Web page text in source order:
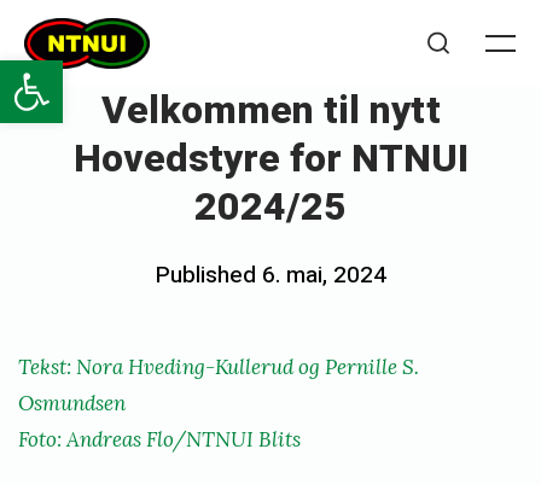
Open toolbar
Skip
content
NTNUI
Velkommen til nytt
Hovedstyre for NTNUI
2024/25
Posted
Published 6. mai, 2024b
n
Tekst: Nora Hveding-Kullerud og Pernille S.
Osmundsen
Foto: Andreas Flo/NTNUI Blits